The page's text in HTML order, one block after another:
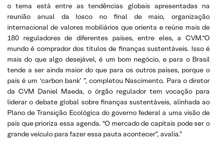
o tema está entre as tendências globais apresentadas na
reunião anual da Iosco no final de maio, organização
internacional de valores mobiliários que orienta e reúne mais de
180 reguladores de diferentes países, entre eles, a CVM.“O
mundo é comprador dos títulos de finanças sustentáveis. Isso é
mais do que algo desejável, é um bom negócio, e para o Brasil
tende a ser ainda maior do que para os outros países, porque o
país é um ‘carbon bank’ ”, completou Nascimento. Para o diretor
da CVM Daniel Maeda, o órgão regulador tem vocação para
liderar o debate global sobre finanças sustentáveis, alinhada ao
Plano de Transição Ecológica do governo federal a uma visão de
país que prioriza essa agenda. “O mercado de capitais pode ser o
grande veículo para fazer essa pauta acontecer”, avalia.”